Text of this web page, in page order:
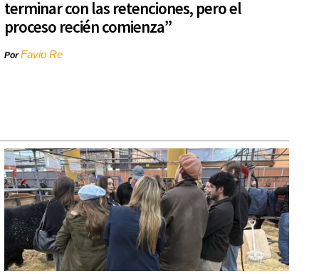
terminar con las retenciones, pero el
proceso recién comienza”
PorFavio Re